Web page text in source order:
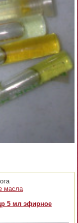
масла
5 мл эфирное